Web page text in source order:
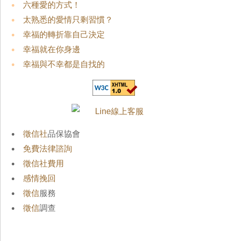
六種愛的方式！
太熟悉的愛情只剩習慣？
幸福的轉折靠自己決定
幸福就在你身邊
幸福與不幸都是自找的
徵信社品保協會
免費法律諮詢
徵信社費用
感情挽回
徵信服務
徵信調查